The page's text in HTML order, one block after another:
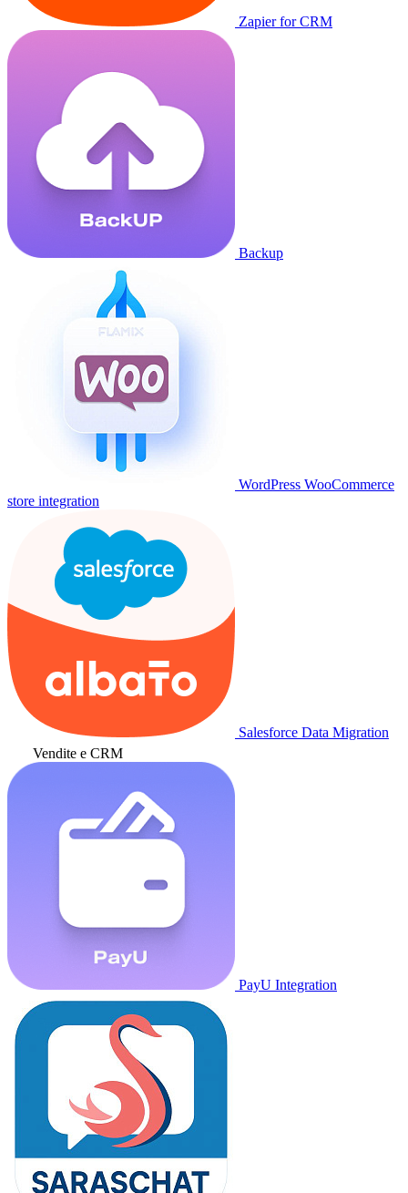
Zapier for CRM
Backup
WordPress WooCommerce
store integration
Salesforce Data Migration
Vendite e CRM
PayU Integration